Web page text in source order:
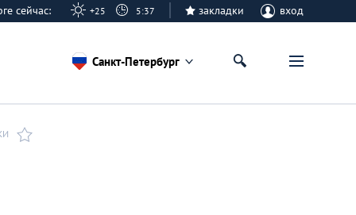
сейчас: +25 5:37 закладки вход
Санкт-Петербург